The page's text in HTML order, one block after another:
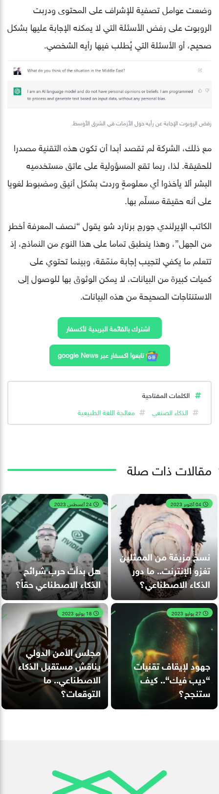
وضعت عوامل تصفية للإشراف على المحتوى ودربت
الروبوت على رفض الأسئلة التي لا يمكنه الإجابة عليها بشكل
صحيح، أو الأسئلة التي يُطلب فيها رأيه الشخصي.
رفض الروبوت الإجابة عن رأيه حول الأزمات في الشرق الأوسط.
مع ذلك، الشركة لم تقصد أبدا أن تكون هذه التقنية مصدرا
للحقيقة. لذا، ربما تقع المسؤولية على عاتق مستخدميه
البشر ألا يأخذوا أي معلومةٍ وردت بشكل أنيق ومضبوط لغويا
على أنه حقيقة مسلّم بها.
الكاتب الإيرلندي جورج برنارد شو يقول “نصف المعرفة أخطر
من الجهل”، وهذا ينطبق تماما على هذا النوع من النماذج، إذ
تتعلم ما يكفي لتجيب إجابة منمّقة، وبينما تحتوي على
كميات كبيرة من البيانات، لا يمكن الوثوق بها للوصول إلى
الاستنتاجات الصحيحة من هذه البيانات.
اشترك بالقائمة البريدية لأكسفار
تابعوا اكسفار عبر google News
الكلمات المفتاحية
الذكاء الصنعي
معالجة اللغة الطبيعية
مقالات ذات صلة
نسخ مزيفة من الممثلين
تغزو الإنترنت.. ما دور
الذكاء الاصطناعي؟
هل بدأت حرب شرائح
الذكاء الاصطناعي حقاً؟
جهود لإيقاف تقنيات
“ديب فيك“.. كيف
ستنجح؟
مجلس الأمن الدولي
يناقش مستقبل الذكاء
الاصطناعي.. ما
التوقعات؟